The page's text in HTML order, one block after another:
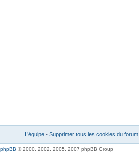
L’équipe • Supprimer tous les cookies du forum
phpBB © 2000, 2002, 2005, 2007 phpBB Group